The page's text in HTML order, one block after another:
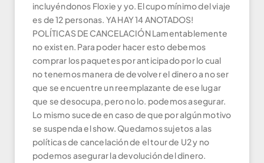
incluyéndonos Floxie y yo. El cupo mínimo del viaje
es de 12 personas. YA HAY 14 ANOTADOS!
POLÍTICAS DE CANCELACIÓN Lamentablemente
no existen. Para poder hacer esto debemos
comprar los paquetes por anticipado por lo cual
no tenemos manera de devolver el dinero a no ser
que se encuentre un reemplazante de ese lugar
que se desocupa, pero no lo. podemos asegurar.
Lo mismo sucede en caso de que por algún motivo
se suspenda el show. Quedamos sujetos a las
políticas de cancelación de el tour de U2 y no
podemos asegurar la devolución del dinero.